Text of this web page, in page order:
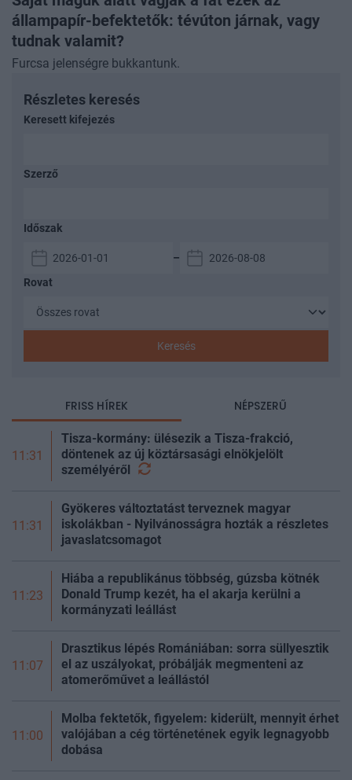
állampapír-befektetők: tévúton járnak, vagy
tudnak valamit?
Furcsa jelenségre bukkantunk.
Részletes keresés
Keresett kifejezés
Szerző
Időszak
–
Rovat
Keresés
FRISS HÍREK NÉPSZERŰ
11:31
Tisza-kormány: ülésezik a Tisza-frakció,
döntenek az új köztársasági elnökjelölt
személyéről
11:31
Gyökeres változtatást terveznek magyar
iskolákban - Nyilvánosságra hozták a részletes
javaslatcsomagot
11:23
Hiába a republikánus többség, gúzsba kötnék
Donald Trump kezét, ha el akarja kerülni a
kormányzati leállást
11:07
Drasztikus lépés Romániában: sorra süllyesztik
el az uszályokat, próbálják megmenteni az
atomerőművet a leállástól
11:00
Molba fektetők, figyelem: kiderült, mennyit érhet
valójában a cég történetének egyik legnagyobb
dobása